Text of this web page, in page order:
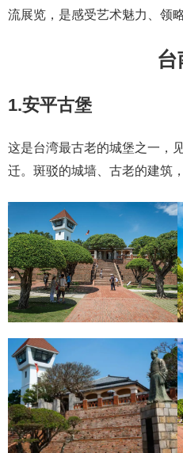
流展览，是感受艺术魅力、领
台
1.安平古堡
这是台湾最古老的城堡之一，
迁。斑驳的城墙、古老的建筑